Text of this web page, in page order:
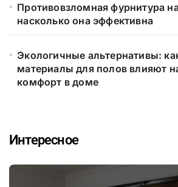
Противовзломная фурнитура
насколько она эффективна
Экологичные альтернативы:
материалы для полов влияют
комфорт в доме
Интересное